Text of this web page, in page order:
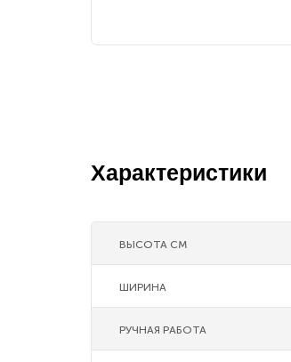
Характеристики
ВЫСОТА СМ
ШИРИНА
РУЧНАЯ РАБОТА